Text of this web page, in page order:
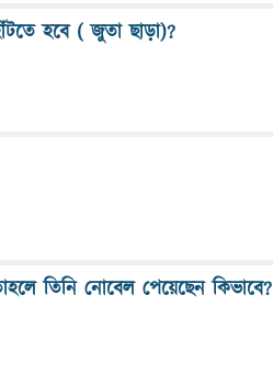
হবে ( জুতা ছাড়া)?
তিনি নোবেল পেয়েছেন কিভাবে?